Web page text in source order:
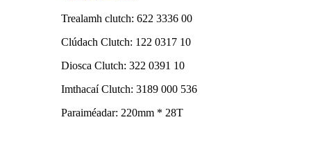
Trealamh clutch: 622 3336 00
Clúdach Clutch: 122 0317 10
Diosca Clutch: 322 0391 10
Imthacaí Clutch: 3189 000 536
Paraiméadar: 220mm * 28T